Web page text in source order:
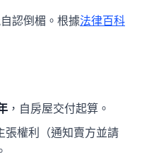
認倒楣。根據法律百科
，自房屋交付起算。
張權利（通知賣方並請